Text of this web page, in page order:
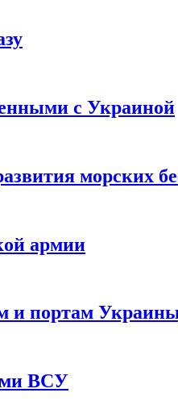
с Украиной
морских
армии
и портам
ВСУ